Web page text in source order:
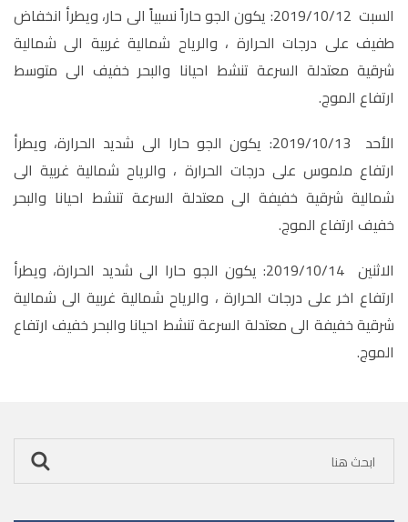
السبت 2019/10/12: يكون الجو حاراً نسبياً الى حار، ويطرأ انخفاض
طفيف على درجات الحرارة ، والرياح شمالية غربية الى شمالية
شرقية معتدلة السرعة تنشط احيانا والبحر خفيف الى متوسط
ارتفاع الموج.
الأحد 2019/10/13: يكون الجو حارا الى شديد الحرارة، ويطرأ
ارتفاع ملموس على درجات الحرارة ، والرياح شمالية غربية الى
شمالية شرقية خفيفة الى معتدلة السرعة تنشط احيانا والبحر
خفيف ارتفاع الموج.
الاثنين 2019/10/14: يكون الجو حارا الى شديد الحرارة، ويطرأ
ارتفاع اخر على درجات الحرارة ، والرياح شمالية غربية الى شمالية
شرقية خفيفة الى معتدلة السرعة تنشط احيانا والبحر خفيف ارتفاع
الموج.